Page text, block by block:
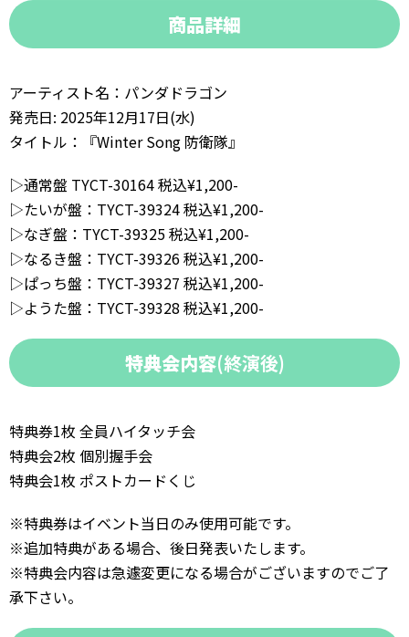
商品詳細
アーティスト名：パンダドラゴン
発売日: 2025年12月17日(水)
タイトル：『Winter Song 防衛隊』
▷通常盤 TYCT-30164 税込¥1,200-
▷たいが盤：TYCT-39324 税込¥1,200-
▷なぎ盤：TYCT-39325 税込¥1,200-
▷なるき盤：TYCT-39326 税込¥1,200-
▷ぱっち盤：TYCT-39327 税込¥1,200-
▷ようた盤：TYCT-39328 税込¥1,200-
特典会内容(終演後)
特典券1枚 全員ハイタッチ会
特典会2枚 個別握手会
特典会1枚 ポストカードくじ
※特典券はイベント当日のみ使用可能です。
※追加特典がある場合、後日発表いたします。
※特典会内容は急遽変更になる場合がございますのでご了
承下さい。